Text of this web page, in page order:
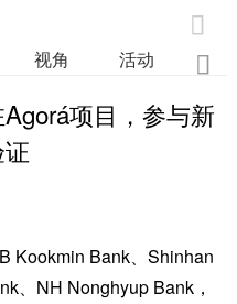

视角 活动 业

项目，参与新
Kookmin Bank、Shinhan
、NH Nonghyup Bank，